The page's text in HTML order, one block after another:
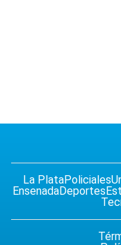
La PlataPoliciales
EnsenadaDeportes